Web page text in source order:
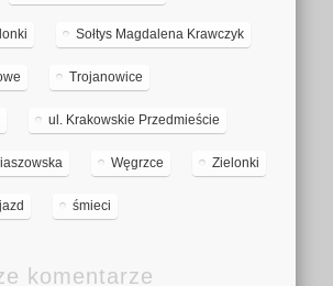
Sołtys Magdalena Krawczyk
Trojanowice
ul. Krakowskie Przedmieście
Węgrzce Zielonki
śmieci
komentarze